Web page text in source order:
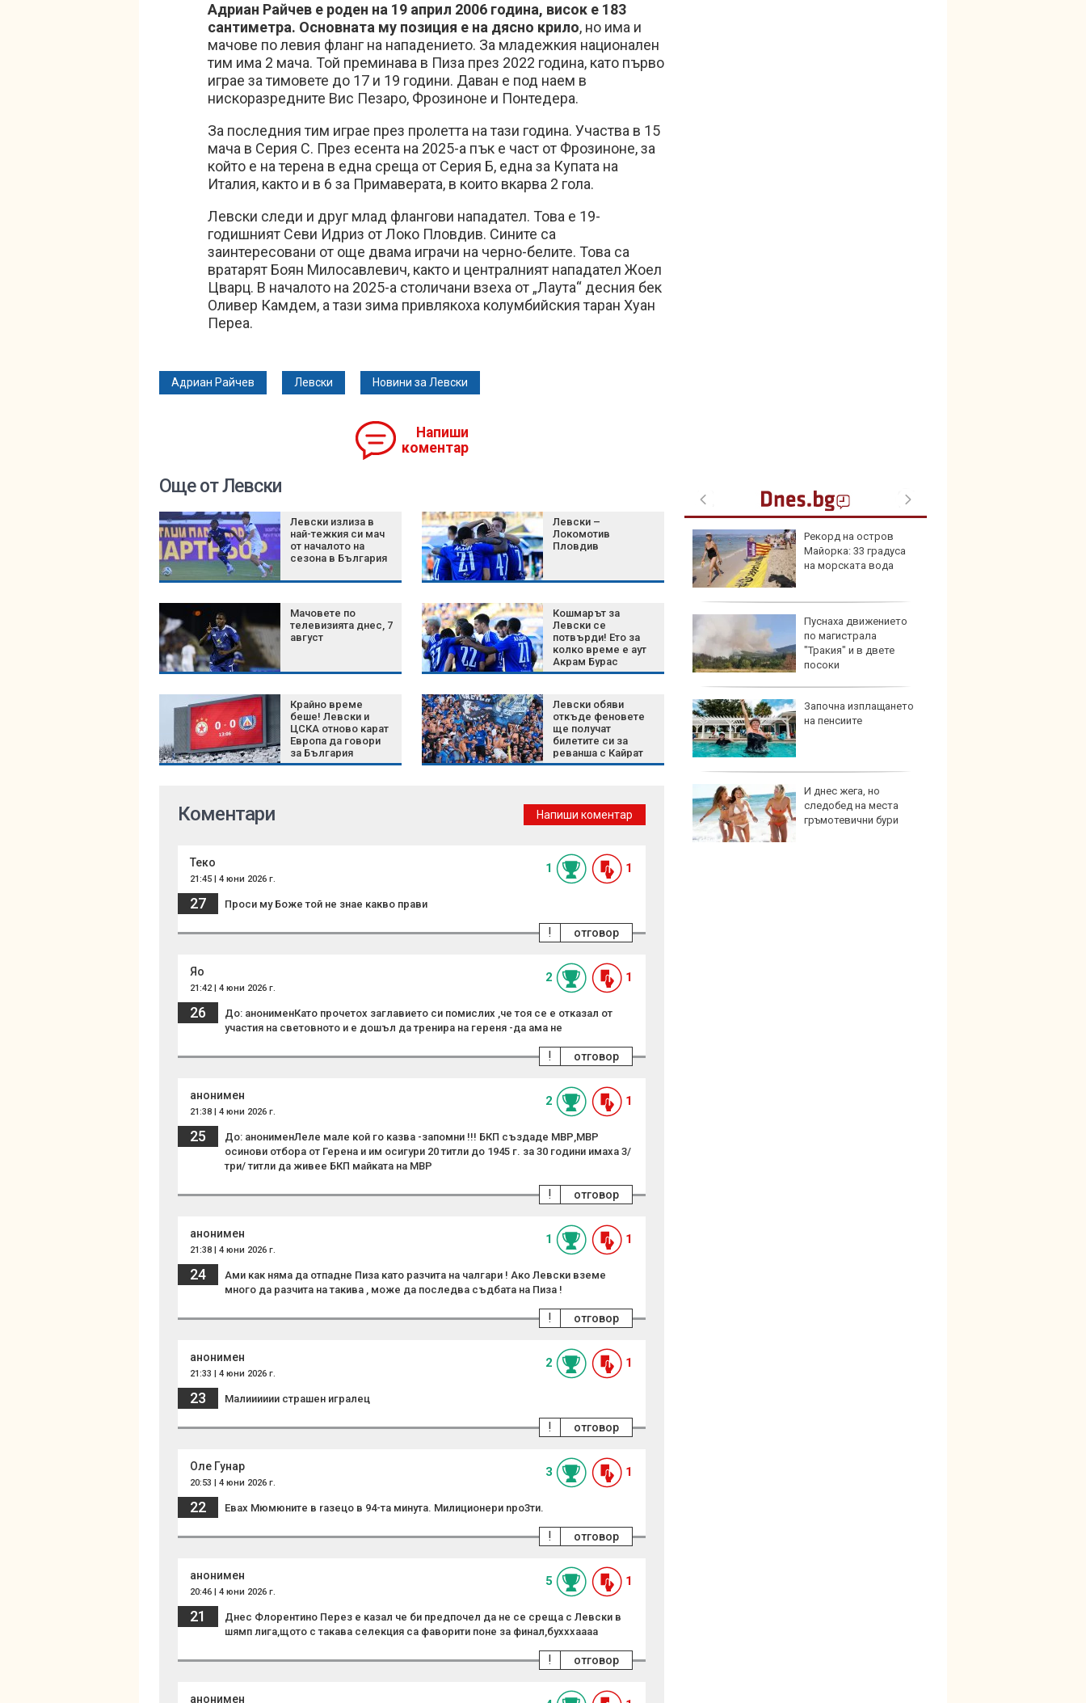
Адриан Райчев е роден на 19 април 2006 година, висок е 183
сантиметра. Основната му позиция е на дясно крило, но има и
мачове по левия фланг на нападението. За младежкия национален
тим има 2 мача. Той преминава в Пиза през 2022 година, като първо
играе за тимовете до 17 и 19 години. Даван е под наем в
нискоразредните Вис Пезаро, Фрозиноне и Понтедера.
За последния тим играе през пролетта на тази година. Участва в 15
мача в Серия С. През есента на 2025-а пък е част от Фрозиноне, за
който е на терена в една среща от Серия Б, една за Купата на
Италия, както и в 6 за Примаверата, в които вкарва 2 гола.
Левски следи и друг млад флангови нападател. Това е 19-
годишният Севи Идриз от Локо Пловдив. Сините са
заинтересовани от още двама играчи на черно-белите. Това са
вратарят Боян Милосавлевич, както и централният нападател Жоел
Цварц. В началото на 2025-а столичани взеха от „Лаута“ десния бек
Оливер Камдем, а тази зима привлякоха колумбийския таран Хуан
Переа.
Адриан Райчев Левски Новини за Левски
Напиши
коментар
Още от Левски
Левски излиза в
най-тежкия си мач
от началото на
сезона в България
Левски –
Локомотив
Пловдив
Мачовете по
телевизията днес, 7
август
Кошмарът за
Левски се
потвърди! Ето за
колко време е аут
Акрам Бурас
Крайно време
беше! Левски и
ЦСКА отново карат
Европа да говори
за България
Левски обяви
откъде феновете
ще получат
билетите си за
реванша с Кайрат
Алмати
Църковен празник на 7
август: Ето кои са
Жега без край:
Температурите отново
ще достигнат 40
градуса
Хороскоп за 7 август
2026 г.: Нови
възможности и важни
решения за зодиите
затворените AI
модели пред
Рекорд на остров
Майорка: 33 градуса
на морската вода
Пуснаха движението
по магистрала
"Тракия" и в двете
посоки
Започна изплащането
на пенсиите
И днес жега, но
следобед на места
гръмотевични бури
Коментари Напиши коментар
Теко
21:45 | 4 юни 2026 г.
1 1
27 Проси му Боже той не знае какво прави
отговор
!
Яо
21:42 | 4 юни 2026 г.
2 1
26
До: анонименКато прочетох заглавието си помислих ,че тоя се е отказал от
участия на световното и е дошъл да тренира на гереня -да ама не
отговор
!
анонимен
21:38 | 4 юни 2026 г.
2 1
25
До: анонименЛеле мале кой го казва -запомни !!! БКП създаде МВР,МВР
осинови отбора от Герена и им осигури 20 титли до 1945 г. за 30 години имаха 3/
три/ титли да живее БКП майката на МВР
отговор
!
анонимен
21:38 | 4 юни 2026 г.
1 1
24
Ами как няма да отпадне Пиза като разчита на чалгари ! Ако Левски вземе
много да разчита на такива , може да последва съдбата на Пиза !
отговор
!
анонимен
21:33 | 4 юни 2026 г.
2 1
23 Малииииии страшен игралец
отговор
!
Оле Гунар
20:53 | 4 юни 2026 г.
3 1
22 Eвax Mюмюнитe в raзeцo в 94-та минута. Милиционери npo3ти.
отговор
!
анонимен
20:46 | 4 юни 2026 г.
5 1
21
Днес Флорентино Перез е казал че би предпочел да не се среща с Левски в
шямп лига,щото с такава селекция са фаворити поне за финал,бухххаааа
отговор
!
анонимен